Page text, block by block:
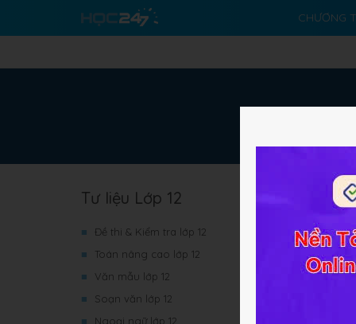
CHƯƠNG
Tư liệu Lớp 12
■
Đề thi & Kiểm tra lớp 12
■
Toán nâng cao lớp 12
■
Văn mẫu lớp 12
■
Soạn văn lớp 12
■
Ngoại ngữ lớp 12